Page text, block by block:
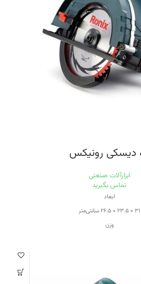
سایر توضیحات
جدید و پیشرفته اتصال مناسب صفحه سنباده به کفی
غبار با روکش لاستیکی جهت جلوگیری از ورود گرد و غبار
متناوب استفاده از بلبرینگ های ضد غبار با کیفیت
عدد صفحه سنباده با زبری های متفاوت و محفظه غبار
گیر.
دیسکی رونیکس
ابزارآلات صنعتی
تماس بگیرید
ابعاد
۳۱ × ۲۳.۵ × ۲۶.۵ سانتی‌متر
وزن
منبع تغذیه